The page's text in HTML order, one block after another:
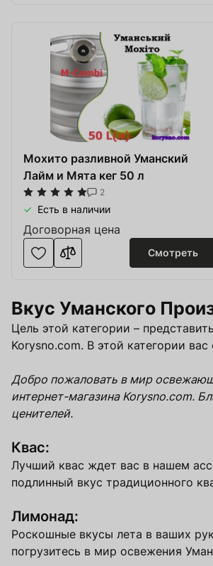
Мохито разливной Уманский
Лайм и Мята кег 50 л
2
Есть в наличии
Договорная цена
Смотреть
Вкус Уманского
Цель этой категории –
Korysno.com. В этой категории
Добро пожаловать в мир
интернет-магазина Korysno.com.
ценителей.
Квас:
Лучший квас ждет вас в нашем
подлинный вкус традиционного
Лимонад:
Роскошные вкусы лета в ваших
погрузитесь в мир освежения